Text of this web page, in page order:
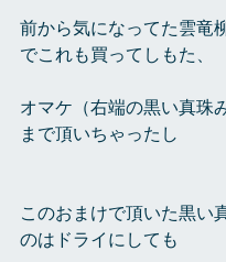
前から気になってた雲竜
でこれも買ってしもた、
オマケ（右端の黒い真珠
まで頂いちゃったし
このおまけで頂いた黒い
のはドライにしても